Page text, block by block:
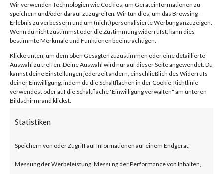
Wir verwenden Technologien wie Cookies, um Geräteinformationen zu
speichern und/oder darauf zuzugreifen. Wir tun dies, um das Browsing-
Erlebnis zu verbessern und um (nicht) personalisierte Werbung anzuzeigen.
Wenn du nicht zustimmst oder die Zustimmung widerrufst, kann dies
bestimmte Merkmale und Funktionen beeinträchtigen.
Klicke unten, um dem oben Gesagten zuzustimmen oder eine detaillierte
Auswahl zu treffen. Deine Auswahl wird nur auf dieser Seite angewendet. Du
kannst deine Einstellungen jederzeit ändern, einschließlich des Widerrufs
deiner Einwilligung, indem du die Schaltflächen in der Cookie-Richtlinie
verwendest oder auf die Schaltfläche "Einwilligung verwalten" am unteren
Bildschirmrand klickst.
Statistiken
Speichern von oder Zugriff auf Informationen auf einem Endgerät,
Messung der Werbeleistung, Messung der Performance von Inhalten,
affairs of organizations within
Europe. Their activities show
similarities with the Chinese
“Mustang Panda” APT group.
What is the Attack?
Camaro Dragon targeted
European foreign affairs
organizations using the Horse